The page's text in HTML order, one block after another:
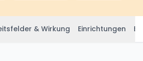
& Wirkung Einrichtungen